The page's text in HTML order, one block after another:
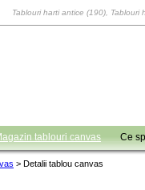
Tablouri harti antice (190),
tablouri canvas Ce
> Detalii tablou canvas